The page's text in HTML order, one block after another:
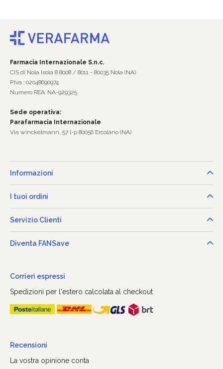
Farmacia Internazionale S.n.c.
CIS di Nola Isola 8 8008 / 8011 - 80035 Nola (NA)
P.Iva : 02048690974
Numero REA: NA-929325
Sede operativa:
Parafarmacia Internazionale
Via winckelmann, 57 l-p 80056 Ercolano (NA)
Informazioni
I tuoi ordini
Servizio Clienti
Diventa FANSave
Corrieri espressi
Spedizioni per l'estero calcolata al checkout
Recensioni
La vostra opinione conta